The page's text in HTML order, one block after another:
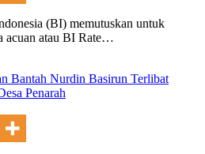
(BI) memutuskan untuk
acuan atau BI Rate…
Bantah Nurdin Basirun Terlibat
Penarah